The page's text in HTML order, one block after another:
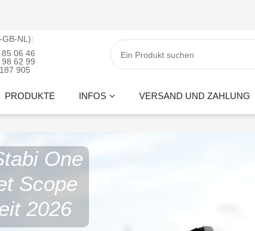
GB-NL):
06 46
62 99
905
PRODUKTE INFOS VERSAND UND ZAHLUNG
One
Scope
2026